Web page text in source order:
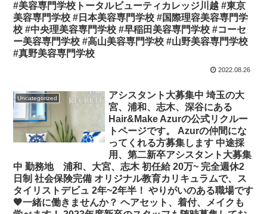
#美容専門学校トータルビューティカレッジ川越 #東京
美容専門学校 #日本美容専門学校 #国際理容美容専門学
校 #中央理美容専門学校 #早稲田美容専門学校 #コーセ
ー美容専門学校 #高山美容専門学校 #山野美容専門学校
#真野美容専門学校
2022.08.26
Uncategorized
アシスタント大募集中️ 埼玉の大
宮、浦和、志木、深谷にある
Hair&Make Azurの公式リクルー
トページです。 Azurの仲間にな
ってくれる方募集します︎ 中途採
用、第二新卒アシスタント大募集
中 勤務地 浦和、大宮、志木 初任給 20万~ 完全週休2
日制 社会保険完備 オリジナル教育カリキュラムで、ス
タイリストデビュ 2年~2年半！ やりがいのある職場です
🧡一緒に働きませんか？ ヘアセット、着付、メイクも